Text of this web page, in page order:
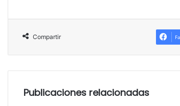
Compartir
Publicaciones relacionadas